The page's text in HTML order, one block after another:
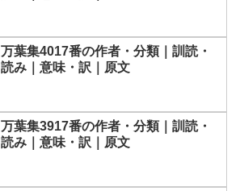
万葉集4017番の作者・分類｜訓読・
読み｜意味・訳｜原文
万葉集3917番の作者・分類｜訓読・
読み｜意味・訳｜原文